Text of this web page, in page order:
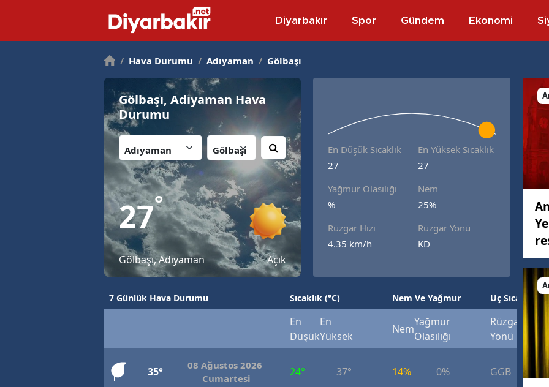
Diyarbakır Spor Gündem Ekonomi
/ Hava Durumu / Adıyaman / Gölbaşı
Gölbaşı, Adıyaman Hava
Durumu
27°
Gölbaşı, Adıyaman Açık
En Düşük Sıcaklık
27
En Yüksek Sıcaklık
27
Yağmur Olasılığı
%
Nem
25%
Rüzgar Hızı
4.35 km/h
Rüzgar Yönü
KD
7 Günlük Hava Durumu Sıcaklık (°C) Nem Ve Yağmur Uç Sıcaklık
En
Düşük
En
Yüksek
Nem
Yağmur
Olasılığı
Rüzgar
Yönü
Rüzgar
Hızı
35°
08 Ağustos 2026
Cumartesi
24° 37° 14% 0% GGB